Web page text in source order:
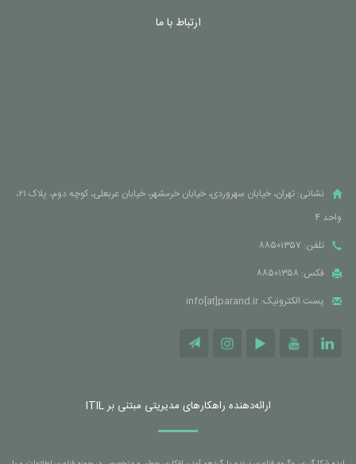
ارتباط با ما
نشانی: تهران، خیابان سهروردی، خیابان خرمشهر، خیابان عربعلی، کوچه دوم، پلاک ۲۱،
واحد ۴
تلفن: ۸۸۵۰۱۳۵۷
فکس: ۸۸۵۰۱۳۵۸
پست الکترونیک: info[at]parand.ir
ارائه‌دهنده راهکارهای مدیریتی مبتنی بر ITIL